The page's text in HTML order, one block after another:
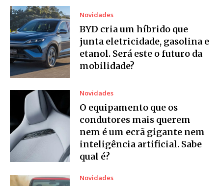
Novidades
BYD cria um híbrido que
junta eletricidade, gasolina e
etanol. Será este o futuro da
mobilidade?
Novidades
O equipamento que os
condutores mais querem
nem é um ecrã gigante nem
inteligência artificial. Sabe
qual é?
Novidades